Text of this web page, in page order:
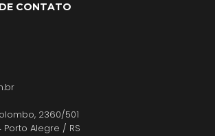
CONTATO
2360/501
Porto Alegre / RS